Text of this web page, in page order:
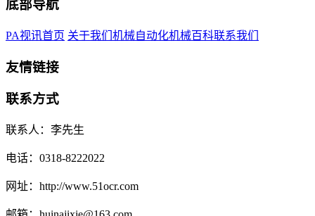
底部导航
PA视讯首页 关于我们 机械自动化机械百科联系我们
友情链接
联系方式
联系人：李先生
电话：0318-8222022
网址：http://www.51ocr.com